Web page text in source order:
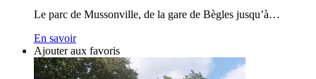
Le parc de Mussonville, de la gare de Bègles jusqu’à…
En savoir
Ajouter aux favoris